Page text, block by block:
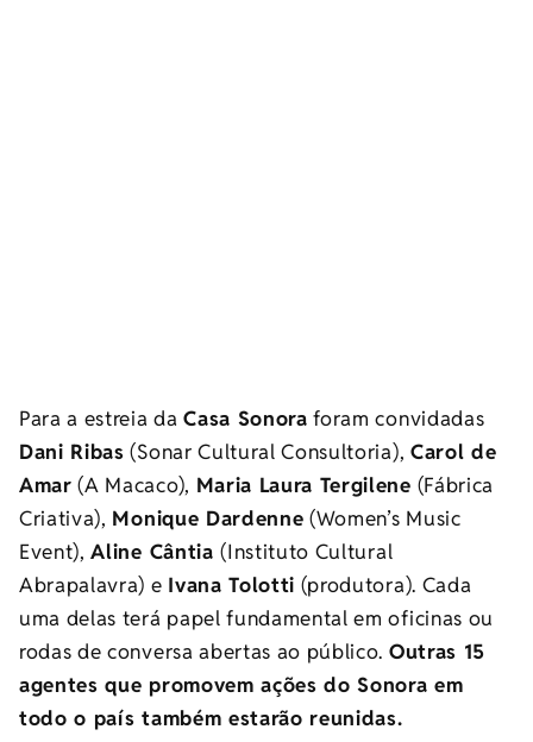
Para a estreia daCasa Sonora foram convidadas
Dani Ribas (Sonar Cultural Consultoria), Carol de
Amar (A Macaco), Maria Laura Tergilene (Fábrica
Criativa), Monique Dardenne (Women’s Music
Event),Aline Cântia(Instituto Cultural
Abrapalavra) e Ivana Tolotti (produtora). Cada
uma delas terá papel fundamental em oficinas ou
rodas de conversa abertas ao público. Outras 15
agentes que promovem ações do Sonora em
todo o país também estarão reunidas.